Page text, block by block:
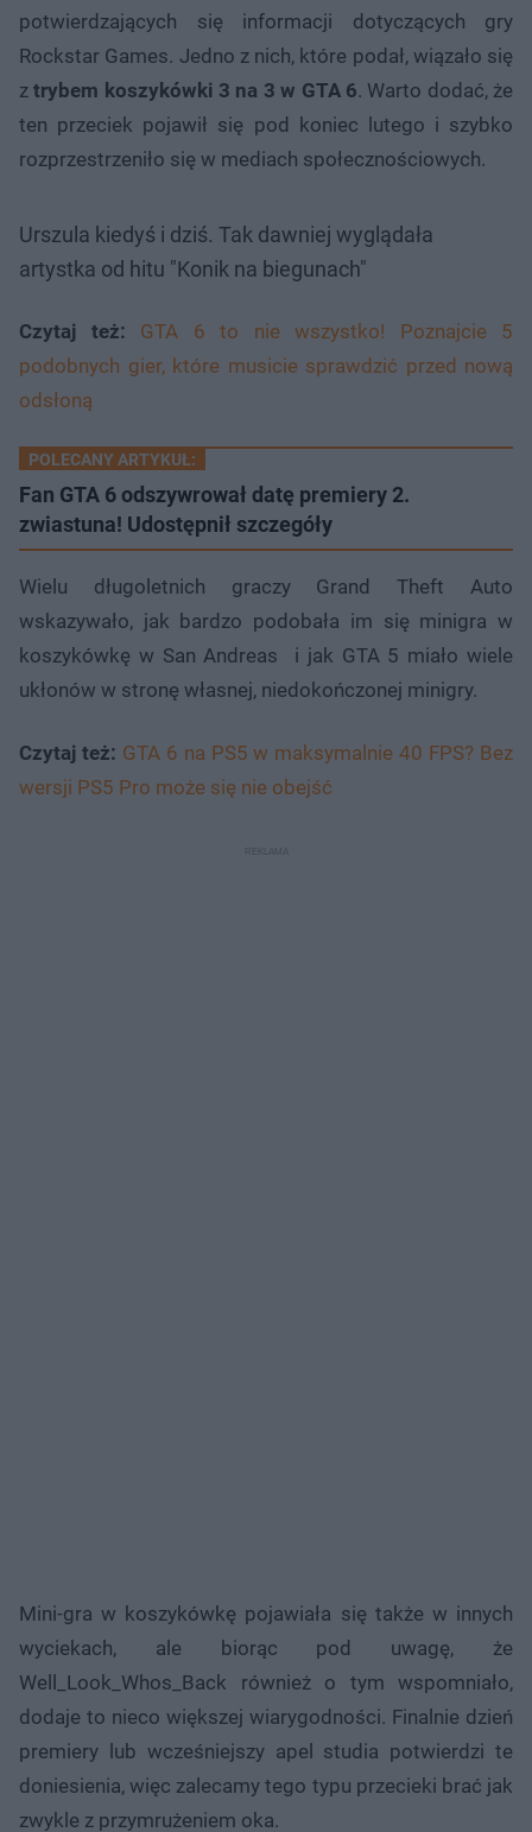
potwierdzających się informacji dotyczących gry
Rockstar Games. Jedno z nich, które podał, wiązało się
ztrybem koszykówki 3 na 3 w GTA 6. Warto dodać, że
ten przeciek pojawił się pod koniec lutego i szybko
rozprzestrzeniło się w mediach społecznościowych.
Urszula kiedyś i dziś. Tak dawniej wyglądała
artystka od hitu "Konik na biegunach"
Czytaj też:
GTA 6 to nie wszystko! Poznajcie 5
podobnych gier, które musicie sprawdzić przed nową
odsłoną
POLECANY ARTYKUŁ:
Fan GTA 6 odszywrował datę premiery 2.
zwiastuna! Udostępnił szczegóły
Wielu długoletnich graczy Grand Theft Auto
wskazywało, jak bardzo podobała im się minigra w
koszykówkę w San Andreas i jak GTA 5 miało wiele
ukłonów w stronę własnej, niedokończonej minigry.
Czytaj też: GTA 6 na PS5 w maksymalnie 40 FPS? Bez
wersji PS5 Pro może się nie obejść
Mini-gra w koszykówkę pojawiała się także w innych
wyciekach, ale biorąc pod uwagę, że
Well_Look_Whos_Back również o tym wspomniało,
dodaje to nieco większej wiarygodności. Finalnie dzień
premiery lub wcześniejszy apel studia potwierdzi te
doniesienia, więc zalecamy tego typu przecieki brać jak
zwykle z przymrużeniem oka.